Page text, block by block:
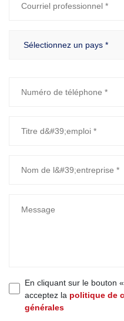
En cliquant sur le bouton
acceptez la politique de
générales